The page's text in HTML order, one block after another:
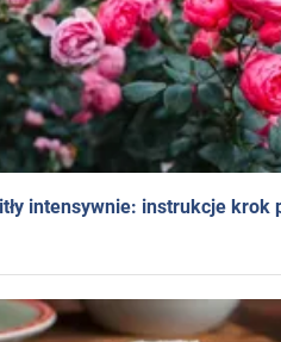
intensywnie: instrukcje krok